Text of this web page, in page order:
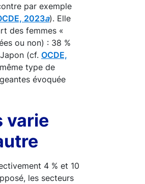
par exemple
2023a). Elle
des femmes «
ou non) : 38 %
(cf. OCDE,
type de
évoquée
varie
4 % et 10
les secteurs